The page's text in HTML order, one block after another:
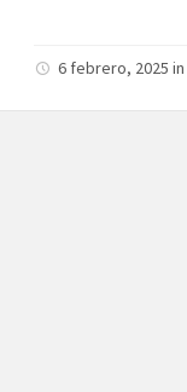
6 febrero, 2025 in